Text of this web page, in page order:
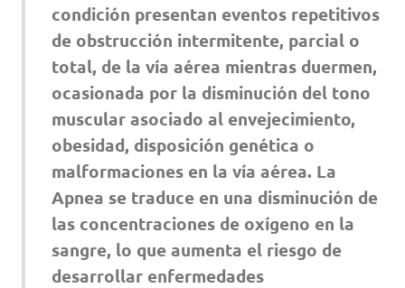
condición presentan eventos repetitivos
de obstrucción intermitente, parcial o
total, de la vía aérea mientras duermen,
ocasionada por la disminución del tono
muscular asociado al envejecimiento,
obesidad, disposición genética o
malformaciones en la vía aérea. La
Apnea se traduce en una disminución de
las concentraciones de oxígeno en la
sangre, lo que aumenta el riesgo de
desarrollar enfermedades